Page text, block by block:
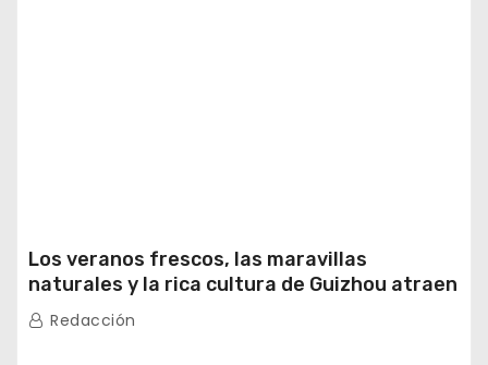
Los veranos frescos, las maravillas
naturales y la rica cultura de Guizhou atraen
a turistas extranjeros
Redacción